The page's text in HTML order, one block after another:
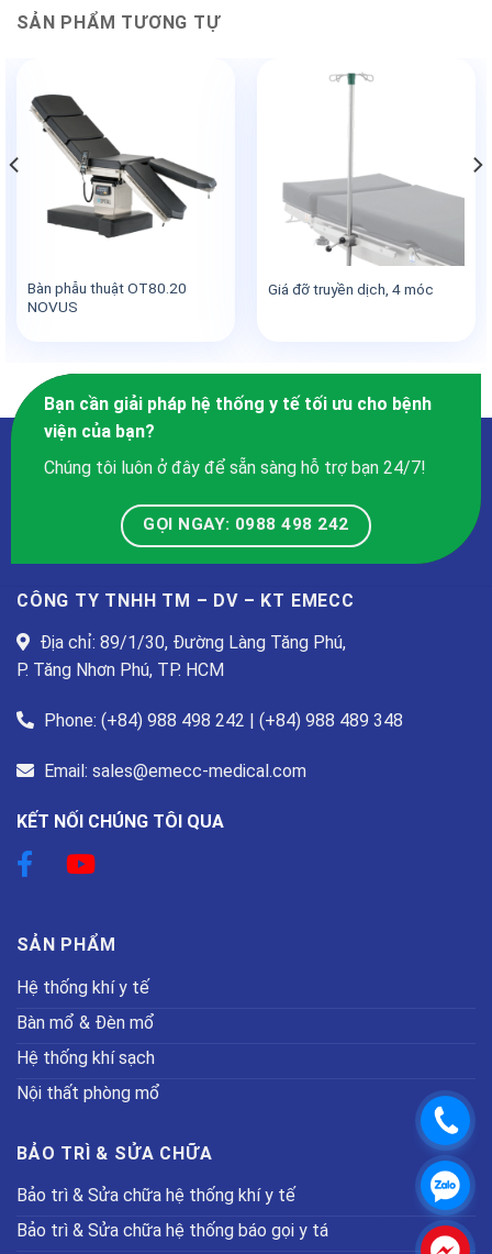
SẢN PHẨM TƯƠNG TỰ
Bàn phẫu thuật OT80.20
NOVUS
Giá đỡ truyền dịch, 4 móc
Bạn cần giải pháp hệ thống y tế tối ưu cho bệnh
viện của bạn?
Chúng tôi luôn ở đây để sẵn sàng hỗ trợ bạn 24/7!
GỌI NGAY: 0988 498 242
CÔNG TY TNHH TM – DV – KT EMECC
Địa chỉ: 89/1/30, Đường Làng Tăng Phú,
P. Tăng Nhơn Phú, TP. HCM
Phone: (+84) 988 498 242 | (+84) 988 489 348
Email: sales@emecc-medical.com
KẾT NỐI CHÚNG TÔI QUA
SẢN PHẨM
Hệ thống khí y tế
Bàn mổ & Đèn mổ
Hệ thống khí sạch
Nội thất phòng mổ
BẢO TRÌ & SỬA CHỮA
Bảo trì & Sửa chữa hệ thống khí y tế
Bảo trì & Sửa chữa hệ thống báo gọi y tá
.
.